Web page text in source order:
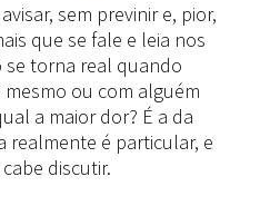
sem previnir e, pior,
que se fale e leia nos
se torna real quando
ou com alguém
a maior dor? É a da
realmente é particular, e
discutir.